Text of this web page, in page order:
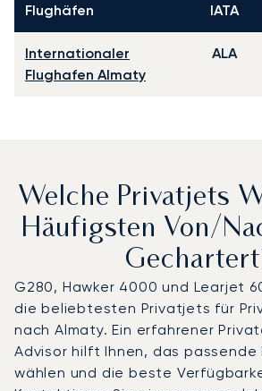
Flughäfen IATA
Internationaler
Flughafen Almaty
ALA
Welche Privatjets
Häufigsten Von/
G280, Hawker 4000 und Learjet
die beliebtesten Privatjets für
nach Almaty. Ein erfahrener
Advisor hilft Ihnen, das passende
wählen und die beste